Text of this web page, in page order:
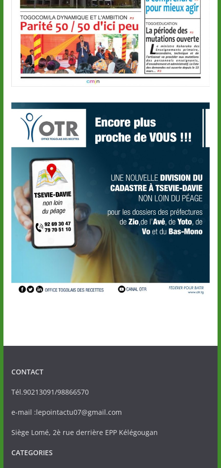
CONTACT
Tél.90213091/98866570
e-mail :lepointactu07@gmail.com
Siège Lomé, 2è rue derrière EPP Kélégougan
CATEGORIES